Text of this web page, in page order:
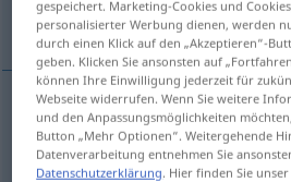
zumbar silbar, zumbar
zumbar surren(≈ summen)
gespeichert. Marketing-Cookies und
personalisierter Werbung dienen, werden
durch einen Klick auf den „Akzeptieren“-
geben. Klicken Sie ansonsten auf
können Ihre Einwilligung jederzeit für
Webseite widerrufen. Wenn Sie weitere
und den Anpassungsmöglichkeiten
Button „Mehr Optionen“. Weitergehende
Datenverarbeitung entnehmen Sie
Datenschutzerklärung. Hier finden Sie